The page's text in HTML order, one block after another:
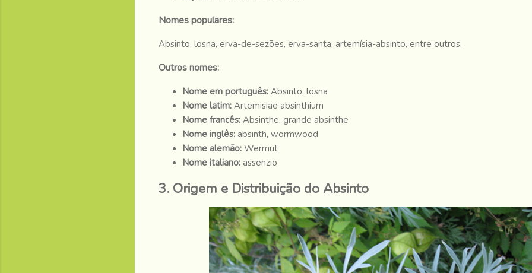
Nomes populares:
Absinto, losna, erva-de-sezões, erva-santa, artemísia-absinto, entre outros.
Outros nomes:
Nome em português: Absinto, losna
Nome latim: Artemisiae absinthium
Nome francês: Absinthe, grande absinthe
Nome inglês: absinth, wormwood
Nome alemão: Wermut
Nome italiano: assenzio
3. Origem e Distribuição do Absinto